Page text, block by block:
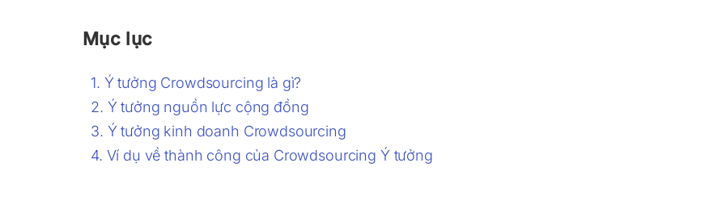
Mục lục
Ý tưởng Crowdsourcing là gì?
Ý tưởng nguồn lực cộng đồng
Ý tưởng kinh doanh Crowdsourcing
Ví dụ về thành công của Crowdsourcing Ý tưởng